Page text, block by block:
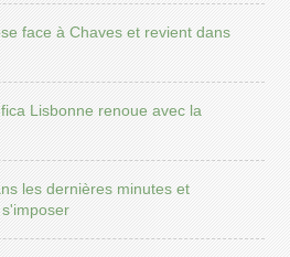
face à Chaves et revient dans
Lisbonne renoue avec la
les dernières minutes et